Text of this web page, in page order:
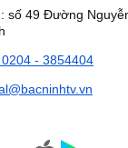
Nguyễn
- 3854404